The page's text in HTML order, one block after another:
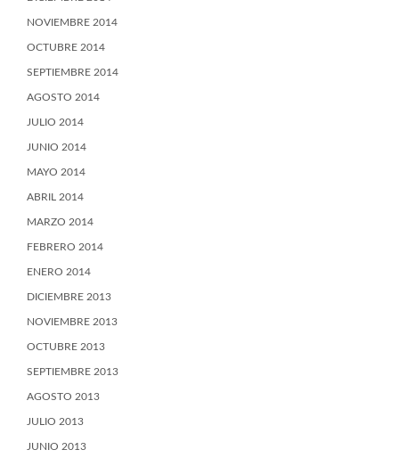
NOVIEMBRE 2014
OCTUBRE 2014
SEPTIEMBRE 2014
AGOSTO 2014
JULIO 2014
JUNIO 2014
MAYO 2014
ABRIL 2014
MARZO 2014
FEBRERO 2014
ENERO 2014
DICIEMBRE 2013
NOVIEMBRE 2013
OCTUBRE 2013
SEPTIEMBRE 2013
AGOSTO 2013
JULIO 2013
JUNIO 2013